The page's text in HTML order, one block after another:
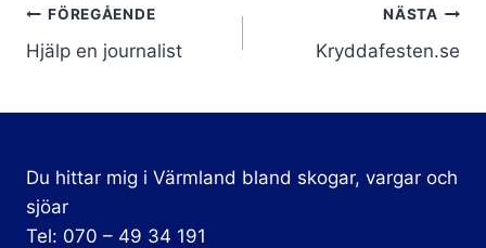
Inläggsnavigering
FÖREGÅENDE
Hjälp en journalist
NÄSTA
Kryddafesten.se
Du hittar mig i Värmland bland skogar, vargar och
sjöar
Tel: 070 – 49 34 191